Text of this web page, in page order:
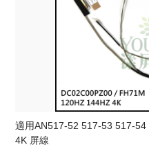
適用AN517-52 517-53 517-
4K 屏線